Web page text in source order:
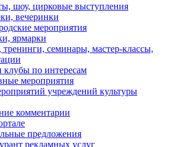
шоу, цирковые выступления
вечеринки
мероприятия
ярмарки
тренинги, семинары, мастер-классы,
клубы по интересам
мероприятия
учреждений культуры
комментарии
предложения
рекламных услуг